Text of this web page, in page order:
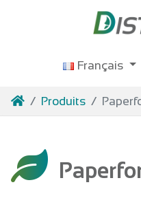
Accéder au contenu
Français
AccueilProduits